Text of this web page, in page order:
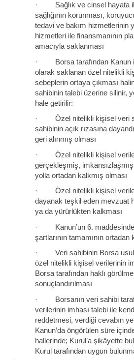
· Sağlık ve cinsel hayata
sağlığının korunması,
tedavi ve bakım hizmetlerinin
hizmetleri ile finansmanının
amacıyla saklanması
· Borsa tarafından Kanun
olarak saklanan özel nitelikli
sebeplerin ortaya çıkması
sahibinin talebi üzerine silinir,
hale getirilir:
· Özel nitelikli kişisel veri
sahibinin açık rızasına
geri alınmış olması
· Özel nitelikli kişisel
gerçekleşmiş,
yolla ortadan kalkmış olması
· Özel nitelikli kişisel
dayanak teşkil eden mevzuat
ya da yürürlükten kalkması
· Kanun’un 6. maddesinde
şartlarının tamamının ortadan
· Veri sahibinin Borsa
özel nitelikli kişisel verilerinin
Borsa tarafından haklı
sonuçlandırılması
· Borsanın veri sahibi
verilerinin imhası talebi ile
reddetmesi, verdiği cevabın
Kanun’da öngörülen süre
hallerinde; Kurul’a şikâyette
Kurul tarafından uygun